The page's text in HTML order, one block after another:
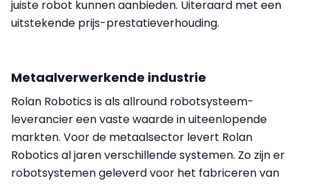
juiste robot kunnen aanbieden. Uiteraard met een
uitstekende prijs-prestatieverhouding.
Metaalverwerkende industrie
Rolan Robotics is als allround robotsysteem-
leverancier een vaste waarde in uiteenlopende
markten. Voor de metaalsector levert Rolan
Robotics al jaren verschillende systemen. Zo zijn er
robotsystemen geleverd voor het fabriceren van